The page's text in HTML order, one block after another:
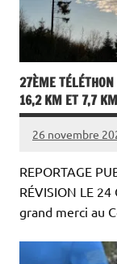
27ÈME
16,2 KM ET 7,7
26 novembre
REPORTAGE
RÉVISION LE 24
grand merci au